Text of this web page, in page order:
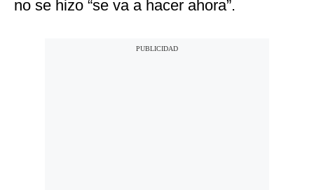
no se hizo “se va a hacer ahora”.